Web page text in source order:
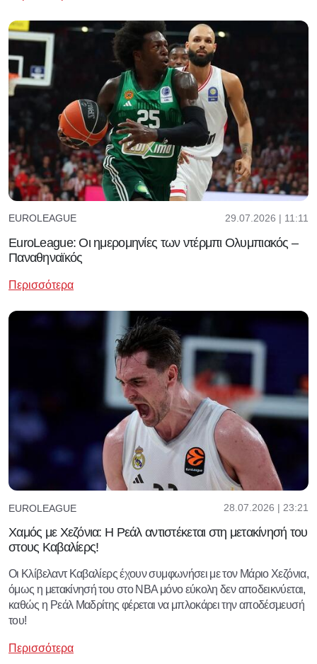
EUROLEAGUE 29.07.2026 | 11:11
EuroLeague: Οι ημερομηνίες των ντέρμπι Ολυμπιακός –
Παναθηναϊκός
Περισσότερα
EUROLEAGUE 28.07.2026 | 23:21
Χαμός με Χεζόνια: Η Ρεάλ αντιστέκεται στη μετακίνησή του
στους Καβαλίερς!
Οι Κλίβελαντ Καβαλίερς έχουν συμφωνήσει με τον Μάριο Χεζόνια,
όμως η μετακίνησή του στο ΝΒΑ μόνο εύκολη δεν αποδεικνύεται,
καθώς η Ρεάλ Μαδρίτης φέρεται να μπλοκάρει την αποδέσμευσή
του!
Περισσότερα